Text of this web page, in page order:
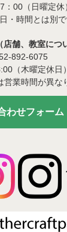
：00（日曜定休
・時間とは別で
舗、教室につ
892-6075
（木曜定休日）
業時間が異な
わせフォーム